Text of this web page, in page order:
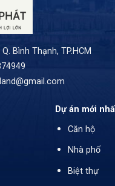
Bình Thạnh, TP.HCM
Dự án mới
Căn hộ
Nhà phố
Biệt thự